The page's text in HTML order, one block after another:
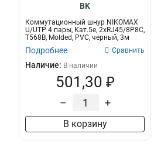
BK
Коммутационный шнур NIKOMAX
U/UTP 4 пары, Кат.5е, 2хRJ45/8P8C,
T568B, Molded, PVC, черный, 3м
Подробнее Сравнить
Наличие: В наличии
501,30 ₽
– +
В корзину